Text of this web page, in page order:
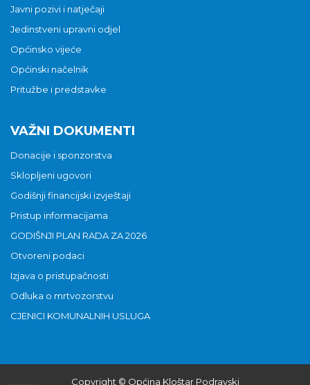
Javni pozivi i natječaji
Jedinstveni upravni odjel
Općinsko vijeće
Općinski načelnik
Pritužbe i predstavke
VAŽNI DOKUMENTI
Donacije i sponzorstva
Sklopljeni ugovori
Godišnji financijski izvještaji
Pristup informacijama
GODIŠNJI PLAN RADA ZA 2026
Otvoreni podaci
Izjava o pristupačnosti
Odluka o mrtvozorstvu
CJENICI KOMUNALNIH USLUGA
Copyright © Općina Kloštar Podravski